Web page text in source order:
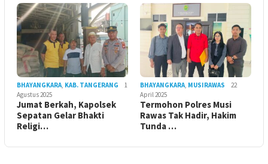
BHAYANGKARA, KAB. TANGERANG
1
Agustus 2025
Jumat Berkah, Kapolsek
Sepatan Gelar Bhakti
Religi…
BHAYANGKARA, MUSIRAWAS
22
April 2025
Termohon Polres Musi
Rawas Tak Hadir, Hakim
Tunda …